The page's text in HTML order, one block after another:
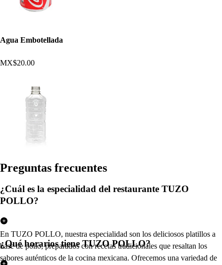
Agua Embotellada
MX$20.00
Preguntas frecuentes
¿Cuál es la especialidad del restaurante TUZO
POLLO?
En TUZO POLLO, nuestra especialidad son los deliciosos platillos a
base de pollo, preparados con recetas tradicionales que resaltan los
sabores auténticos de la cocina mexicana. Ofrecemos una variedad de
¿Qué horarios tiene TUZO POLLO?